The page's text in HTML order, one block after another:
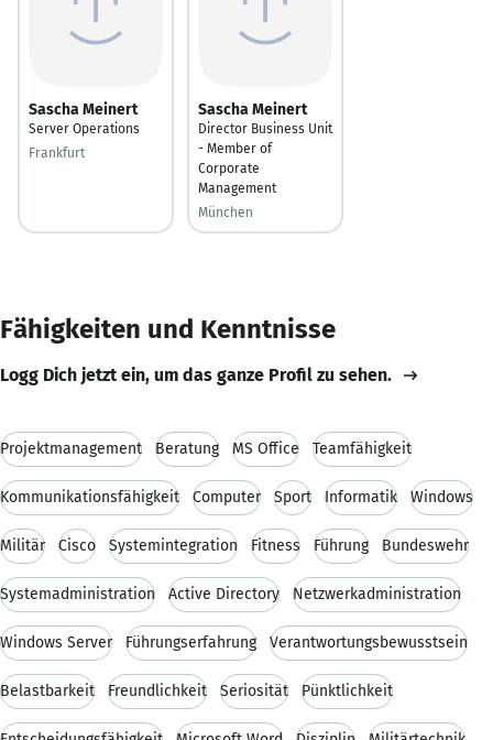
Sascha Meinert
Server Operations
Frankfurt
Sascha Meinert
Director Business Unit
- Member of
Corporate
Management
München
Fähigkeiten und Kenntnisse
Logg Dich jetzt ein, um das ganze Profil zu sehen.
Projektmanagement Beratung MS Office Teamfähigkeit
Kommunikationsfähigkeit Computer Sport Informatik Windows
Militär Cisco Systemintegration Fitness Führung Bundeswehr
Systemadministration Active Directory Netzwerkadministration
Windows Server Führungserfahrung Verantwortungsbewusstsein
Belastbarkeit Freundlichkeit Seriosität Pünktlichkeit